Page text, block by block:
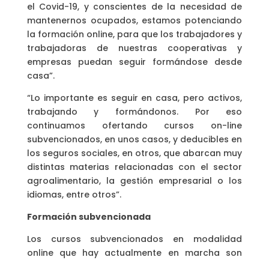
el Covid-19, y conscientes de la necesidad de
mantenernos ocupados, estamos potenciando
la formación online, para que los trabajadores y
trabajadoras de nuestras cooperativas y
empresas puedan seguir formándose desde
casa”.
“Lo importante es seguir en casa, pero activos,
trabajando y formándonos. Por eso
continuamos ofertando cursos on-line
subvencionados, en unos casos, y deducibles en
los seguros sociales, en otros, que abarcan muy
distintas materias relacionadas con el sector
agroalimentario, la gestión empresarial o los
idiomas, entre otros”.
Formación subvencionada
Los cursos subvencionados en modalidad
online que hay actualmente en marcha son